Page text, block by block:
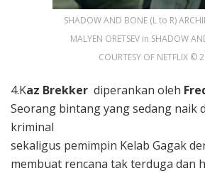
SHADOW AND BONE (L to R)
MALYEN ORETSEV in SHADOW
COURTESY OF NETFLIX ©
4.Kaz Brekker diperankan oleh
Seorang bintang yang sedang naik
kriminal
sekaligus pemimpin Kelab Gagak
membuat rencana tak terduga dan